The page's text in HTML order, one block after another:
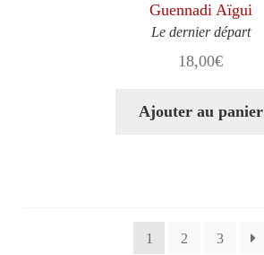
Guennadi Aïgui
Le dernier départ
18,00€
Ajouter au panier
1 2 3